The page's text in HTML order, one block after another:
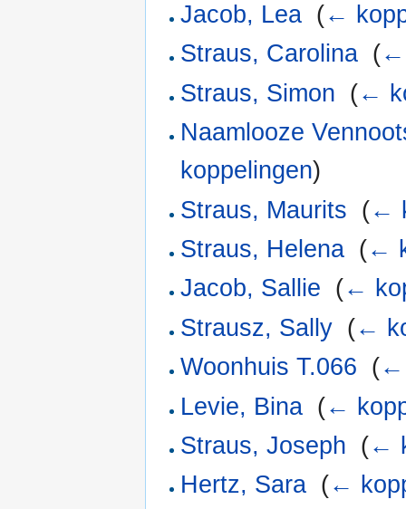
Jacob, Lea (←
Straus, Carolina (←
Straus, Simon (←
Naamlooze
koppelingen)
Straus, Maurits (←
Straus, Helena (←
Jacob, Sallie (←
Strausz, Sally (←
Woonhuis T.066 (←
Levie, Bina (←
Straus, Joseph (←
Hertz, Sara (←